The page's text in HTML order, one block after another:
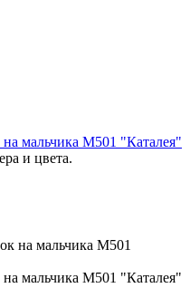
мальчика М501 "Каталея"
и цвета.
мальчика М501 "Каталея"